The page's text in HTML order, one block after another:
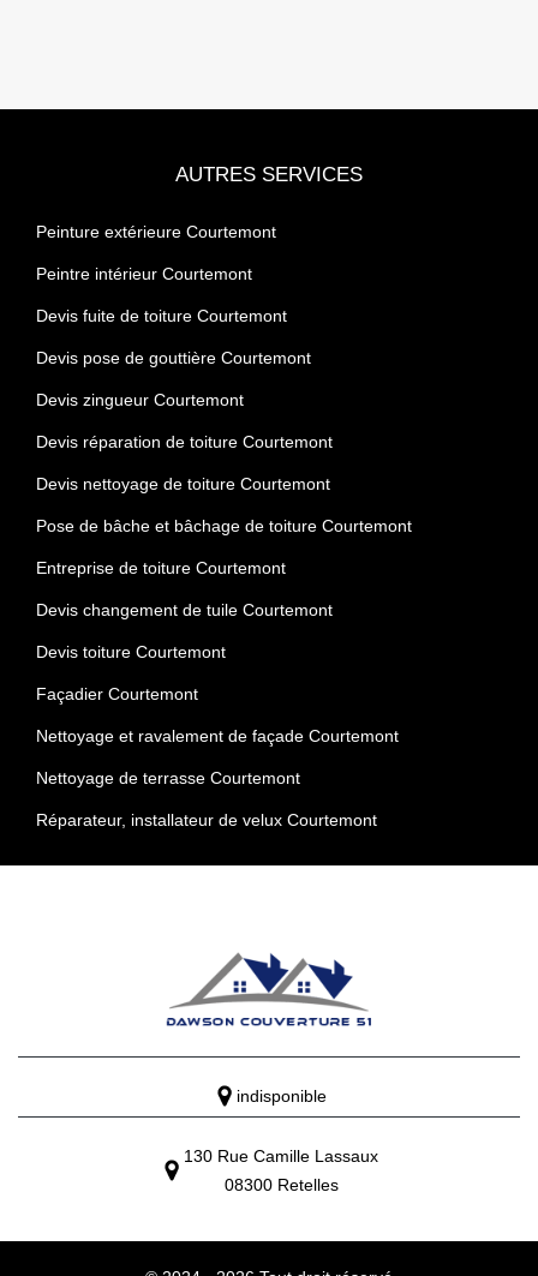
AUTRES SERVICES
Peinture extérieure Courtemont
Peintre intérieur Courtemont
Devis fuite de toiture Courtemont
Devis pose de gouttière Courtemont
Devis zingueur Courtemont
Devis réparation de toiture Courtemont
Devis nettoyage de toiture Courtemont
Pose de bâche et bâchage de toiture Courtemont
Entreprise de toiture Courtemont
Devis changement de tuile Courtemont
Devis toiture Courtemont
Façadier Courtemont
Nettoyage et ravalement de façade Courtemont
Nettoyage de terrasse Courtemont
Réparateur, installateur de velux Courtemont
indisponible
130 Rue Camille Lassaux
08300 Retelles